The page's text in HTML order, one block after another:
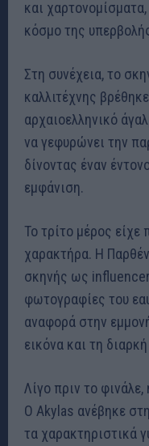
και
κόσμο της
Στη συνέχεια, το
καλλιτέχνης
αρχαιοελληνικό
να γεφυρώνει την
δίνοντας έναν
εμφάνιση.
Το τρίτο μέρος είχε
χαρακτήρα. Η
σκηνής ως
φωτογραφίες του
αναφορά στην
εικόνα και τη
Λίγο πριν το
Ο Akylas ανέβηκε
τα χαρακτηριστικά